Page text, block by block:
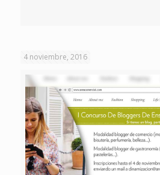
4 noviembre, 2016